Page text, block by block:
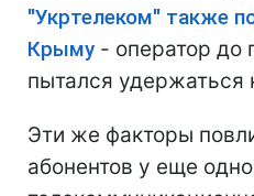
"Укртелеком" также
Крыму - оператор до
пытался удержаться
Эти же факторы
абонентов у еще